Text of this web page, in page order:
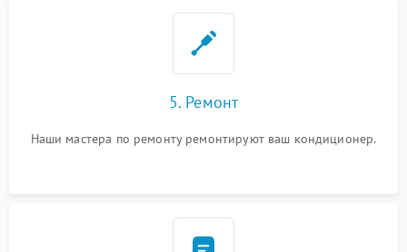
5. Ремонт
Наши мастера по ремонту ремонтируют ваш кондиционер.